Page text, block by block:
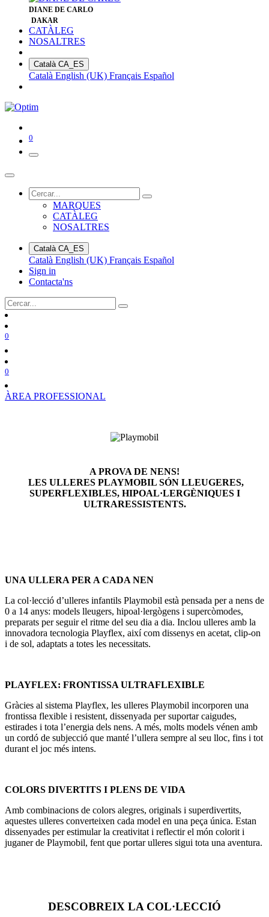
DIANE DE CARLO
DAKAR
CATÀLEG
NOSALTRES
Català CA_ES
Català English (UK) Français Español
0
MARQUES
CATÀLEG
NOSALTRES
Català CA_ES
Català English (UK) Français Español
Sign in
Contacta'ns
0
0
ÀREA PROFESSIONAL
A PROVA DE NENS!
LES ULLERES PLAYMOBIL SÓN LLEUGERES,
SUPERFLEXIBLES, HIPOAL·LERGÈNIQUES I
ULTRARESSISTENTS.
UNA ULLERA PER A CADA NEN
La col·lecció d’ulleres infantils Playmobil està pensada per a nens de
0 a 14 anys: models lleugers, hipoal·lergògens i supercòmodes,
preparats per seguir el ritme del seu dia a dia. Inclou ulleres amb la
innovadora tecnologia Playflex, així com dissenys en acetat, clip-on
i de sol, adaptats a totes les necessitats.
PLAYFLEX: FRONTISSA ULTRAFLEXIBLE
Gràcies al sistema Playflex, les ulleres Playmobil incorporen una
frontissa flexible i resistent, dissenyada per suportar caigudes,
estirades i tota l’energia dels nens. A més, molts models vénen amb
un cordó de subjecció que manté l’ullera sempre al seu lloc, fins i tot
durant el joc més intens.
COLORS DIVERTITS I PLENS DE VIDA
Amb combinacions de colors alegres, originals i superdivertits,
aquestes ulleres converteixen cada model en una peça única. Estan
dissenyades per estimular la creativitat i reflectir el món colorit i
juganer de Playmobil, fent que portar ulleres sigui tota una aventura.
DESCOBREIX LA COL·LECCIÓ